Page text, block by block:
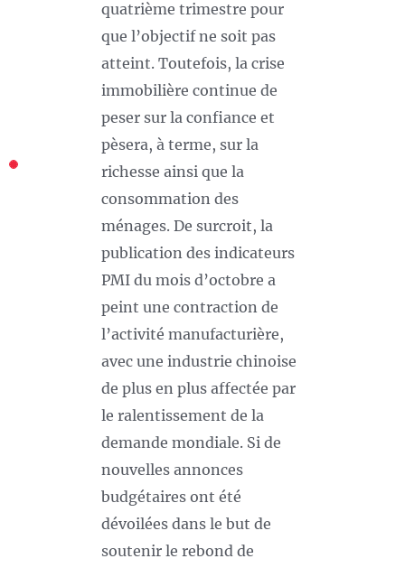
quatrième trimestre pour
que l’objectif ne soit pas
atteint. Toutefois, la crise
immobilière continue de
peser sur la confiance et
pèsera, à terme, sur la
richesse ainsi que la
consommation des
ménages. De surcroit, la
publication des indicateurs
PMI du mois d’octobre a
peint une contraction de
l’activité manufacturière,
avec une industrie chinoise
de plus en plus affectée par
le ralentissement de la
demande mondiale. Si de
nouvelles annonces
budgétaires ont été
dévoilées dans le but de
soutenir le rebond de